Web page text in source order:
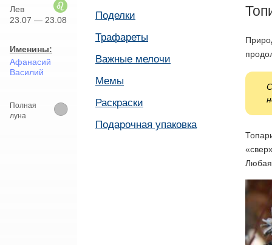
Лев
23.07 — 23.08
Именины:
Афанасий
Василий
Полная
луна
Поделки
Трафареты
Важные мелочи
Мемы
Раскраски
Подарочная упаковка
Любая